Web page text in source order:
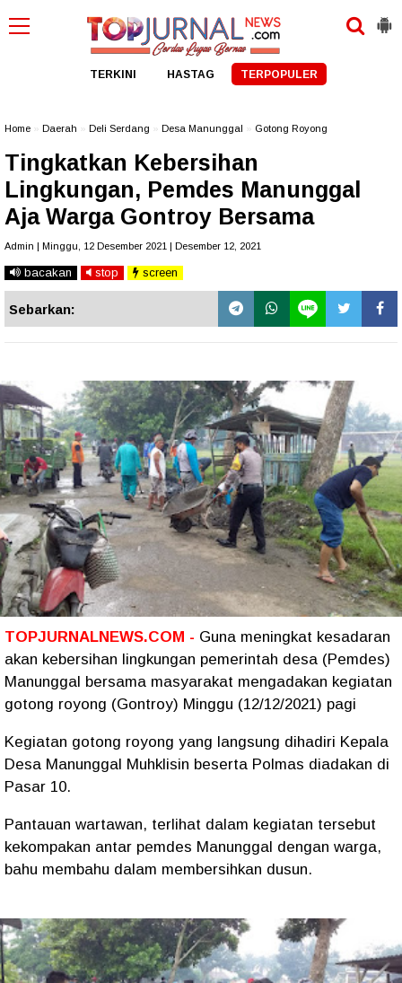
TERKINI HASTAG TERPOPULER
Home Daerah Deli Serdang Desa Manunggal Gotong Royong
Tingkatkan Kebersihan
Lingkungan, Pemdes Manunggal
Aja Warga Gontroy Bersama
Admin | Minggu, 12 Desember 2021 | Desember 12, 2021
bacakan stop screen
Sebarkan:
TOPJURNALNEWS.COM - Guna meningkat kesadaran
akan kebersihan lingkungan pemerintah desa (Pemdes)
Manunggal bersama masyarakat mengadakan kegiatan
gotong royong (Gontroy) Minggu (12/12/2021) pagi
Kegiatan gotong royong yang langsung dihadiri Kepala
Desa Manunggal Muhklisin beserta Polmas diadakan di
Pasar 10.
Pantauan wartawan, terlihat dalam kegiatan tersebut
kekompakan antar pemdes Manunggal dengan warga,
bahu membahu dalam membersihkan dusun.